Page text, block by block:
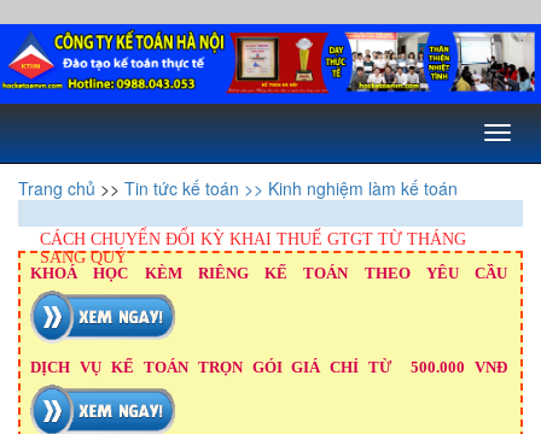
Toggle
Trang chủ >> Tin tức kế toán >> Kinh nghiệm làm kế toán
CÁCH CHUYỂN ĐỔI KỲ KHAI THUẾ GTGT TỪ THÁNG
SANG QUÝ
KHOÁ HỌC KÈM RIÊNG KẾ TOÁN THEO YÊU CẦU
DỊCH VỤ KẾ TOÁN TRỌN GÓI GIÁ CHỈ TỪ 500.000 VNĐ